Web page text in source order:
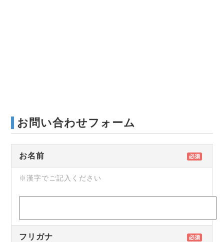
お問い合わせフォーム
お名前
※漢字でご記入ください
フリガナ